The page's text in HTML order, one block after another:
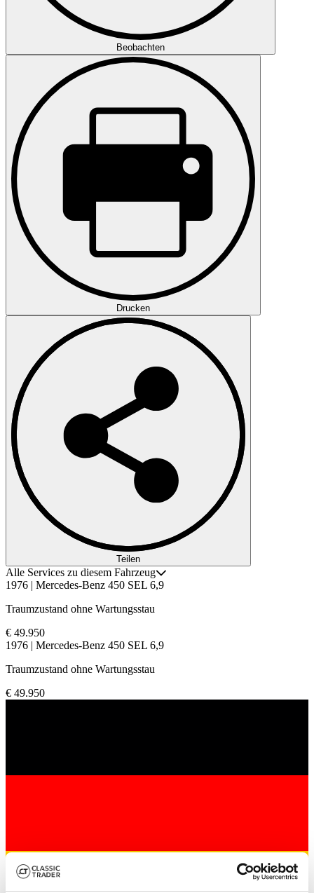
Beobachten
Drucken
Teilen
Alle Services zu diesem Fahrzeug
1976 | Mercedes-Benz 450 SEL 6,9
Traumzustand ohne Wartungsstau
€ 49.950
1976 | Mercedes-Benz 450 SEL 6,9
Traumzustand ohne Wartungsstau
€ 49.950